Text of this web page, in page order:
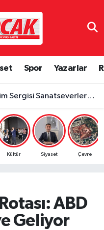
Spor Yazarlar
Sanatseverlerden Yoğun İlgi Gördü
Kültür Siyaset Çevre
ABD
Geliyor
ve Fikstür